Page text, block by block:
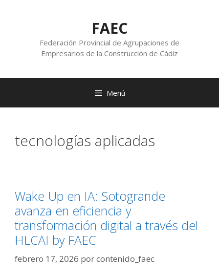
FAEC
Federación Provincial de Agrupaciones de
Empresarios de la Construcción de Cádiz
Menú
tecnologías aplicadas
Wake Up en IA: Sotogrande
avanza en eficiencia y
transformación digital a través del
HLCAI by FAEC
febrero 17, 2026 porcontenido_faec